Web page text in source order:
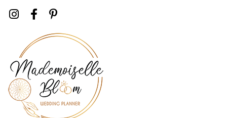
au
I
n
a
g
r
a
m
F
a
e
o
o
f
P
n
r
e
s
t